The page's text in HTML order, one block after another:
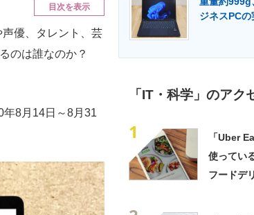
目次を表示
優、タレント、芸
るのは誰なのか？
年8月14日～8月31
ジネスPCの
「IT・科学」のアク
1
「Uber
使ってい
フードデ